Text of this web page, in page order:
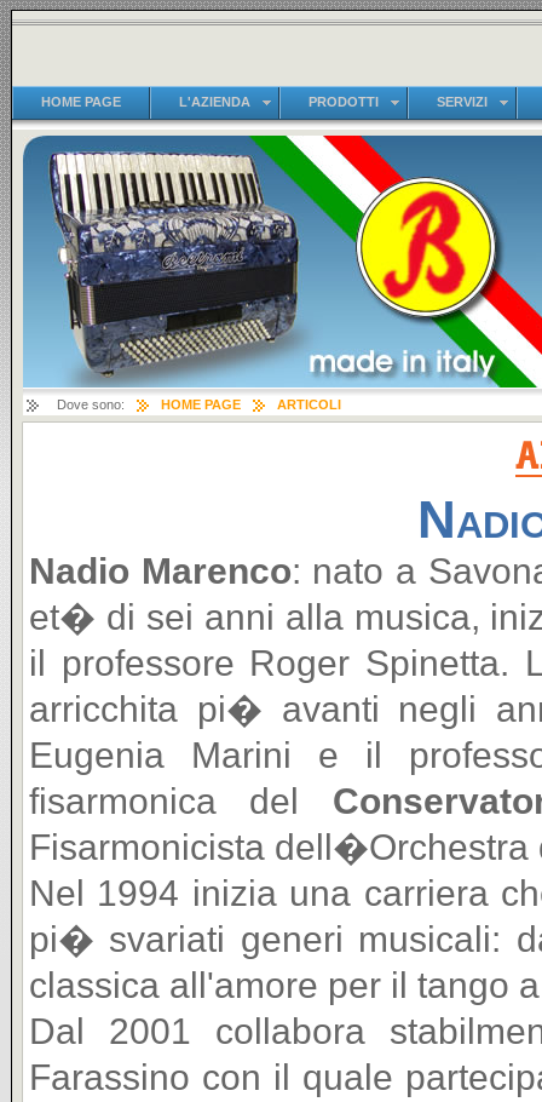
HOME PAGE L'AZIENDA PRODOTTI SERVIZI
Dove sono: HOME PAGE ARTICOLI
Nadio Marenco: nato a
et� di sei anni alla musica,
il professore Roger
arricchita pi� avanti negli
Eugenia Marini e il
fisarmonica del
Fisarmonicista
Nel 1994 inizia una carriera
pi� svariati generi musicali:
classica all'amore per il tango
Dal 2001 collabora
Farassino con il quale